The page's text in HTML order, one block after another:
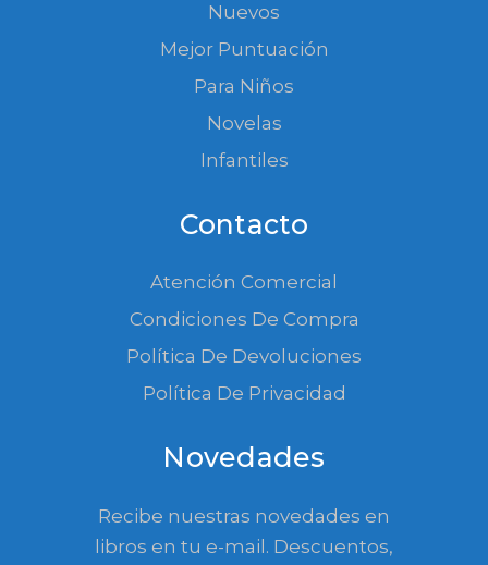
Nuevos
Mejor Puntuación
Para Niños
Novelas
Infantiles
Contacto
Atención Comercial
Condiciones De Compra
Política De Devoluciones
Política De Privacidad
Novedades
Recibe nuestras novedades en
libros en tu e-mail. Descuentos,